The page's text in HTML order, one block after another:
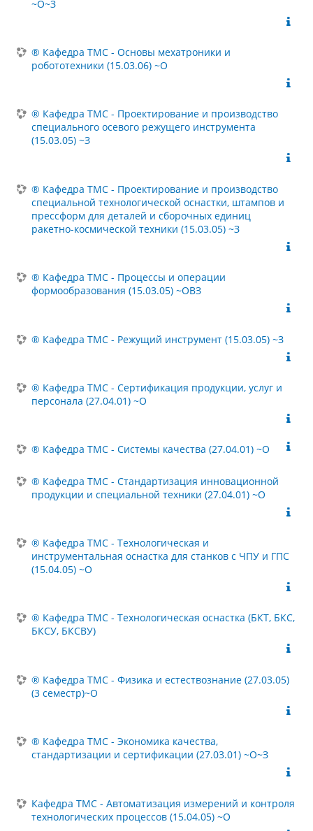
~О~З
® Кафедра ТМС - Основы мехатроники и
робототехники (15.03.06) ~О
® Кафедра ТМС - Проектирование и производство
специального осевого режущего инструмента
(15.03.05) ~З
® Кафедра ТМС - Проектирование и производство
специальной технологической оснастки, штампов и
прессформ для деталей и сборочных единиц
ракетно-космической техники (15.03.05) ~З
® Кафедра ТМС - Процессы и операции
формообразования (15.03.05) ~ОВЗ
® Кафедра ТМС - Режущий инструмент (15.03.05) ~З
® Кафедра ТМС - Сертификация продукции, услуг и
персонала (27.04.01) ~О
® Кафедра ТМС - Системы качества (27.04.01) ~О
® Кафедра ТМС - Стандартизация инновационной
продукции и специальной техники (27.04.01) ~О
® Кафедра ТМС - Технологическая и
инструментальная оснастка для станков с ЧПУ и ГПС
(15.04.05) ~О
® Кафедра ТМС - Технологическая оснастка (БКТ, БКС,
БКСУ, БКСВУ)
® Кафедра ТМС - Физика и естествознание (27.03.05)
(3 семестр)~О
® Кафедра ТМС - Экономика качества,
стандартизации и сертификации (27.03.01) ~О~З
Кафедра ТМС - Автоматизация измерений и контроля
технологических процессов (15.04.05) ~О